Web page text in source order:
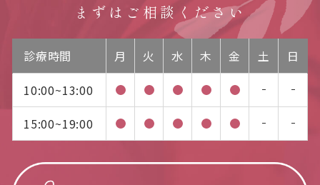
まずはご相談ください
診療時間 月 火 水 木 金 土
日
10:00~13:00
15:00~19:00